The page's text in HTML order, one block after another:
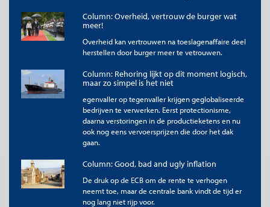
Column: Overheid, vertrouw de burger wat
meer!
Overheid kan vertrouwen na toeslagenaffaire deel
herstellen door burger meer te vetrouwen.
Column: Rehoring lijkt op dit moment logisch,
maar zo simpel is het niet
egenvaller op tegenvaller krijgen geglobaliseerde
bedrijven te verwerken. Eerst protectionisme,
daarna verstoringen in de productieketens en nu
ook nog eens vervoersprijzen die door het dak
gaan.
Column: Good, bad and ugly inflation
De druk op de ECB om de rente te verhogen
neemt toe, maar de centrale bank vindt de tijd er
nog lang niet rijp voor.